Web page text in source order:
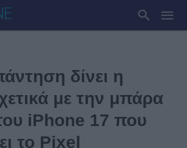
δίνει η
με την μπάρα
iPhone 17 που
το Pixel